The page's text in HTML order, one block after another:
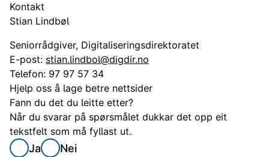
Kontakt
Stian Lindbøl
Seniorrådgiver, Digitaliseringsdirektoratet
E-post: stian.lindbol@digdir.no
Telefon: 97 97 57 34
Hjelp oss å lage betre nettsider
Fann du det du leitte etter?
Når du svarar på spørsmålet dukkar det opp eit
tekstfelt som må fyllast ut.
Ja Nei